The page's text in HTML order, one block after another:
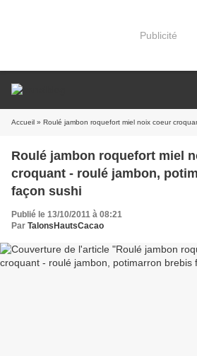
Publicité
Accueil » Roulé jambon roquefort miel noix coeur croquant - roulé
Roulé jambon roquefort miel
croquant - roulé jambon,
façon sushi
Publié le 13/10/2011 à 08:21
Par TalonsHautsCacao